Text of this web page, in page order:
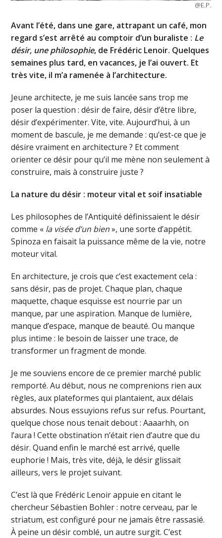
@E.P.
Avant l’été, dans une gare, attrapant un café, mon
regard s’est arrêté au comptoir d’un buraliste : Le
désir, une philosophie, de Frédéric Lenoir. Quelques
semaines plus tard, en vacances, je l’ai ouvert. Et
très vite, il m’a ramenée à l’architecture.
Jeune architecte, je me suis lancée sans trop me
poser la question : désir de faire, désir d’être libre,
désir d’expérimenter. Vite, vite. Aujourd’hui, à un
moment de bascule, je me demande : qu’est-ce que je
désire vraiment en architecture ? Et comment
orienter ce désir pour qu’il me mène non seulement à
construire, mais à construire juste ?
La nature du désir : moteur vital et soif insatiable
Les philosophes de l’Antiquité définissaient le désir
comme « la visée d’un bien», une sorte d’appétit.
Spinoza en faisait la puissance même de la vie, notre
moteur vital.
En architecture, je crois que c’est exactement cela :
sans désir, pas de projet. Chaque plan, chaque
maquette, chaque esquisse est nourrie par un
manque, par une aspiration. Manque de lumière,
manque d’espace, manque de beauté. Ou manque
plus intime : le besoin de laisser une trace, de
transformer un fragment de monde.
Je me souviens encore de ce premier marché public
remporté. Au début, nous ne comprenions rien aux
règles, aux plateformes qui plantaient, aux délais
absurdes. Nous essuyions refus sur refus. Pourtant,
quelque chose nous tenait debout : Aaaarhh, on
l’aura ! Cette obstination n’était rien d’autre que du
désir. Quand enfin le marché est arrivé, quelle
euphorie ! Mais, très vite, déjà, le désir glissait
ailleurs, vers le projet suivant.
C’est là que Frédéric Lenoir appuie en citant le
chercheur Sébastien Bohler : notre cerveau, par le
striatum, est configuré pour ne jamais être rassasié.
À peine un désir comblé, un autre surgit. C’est